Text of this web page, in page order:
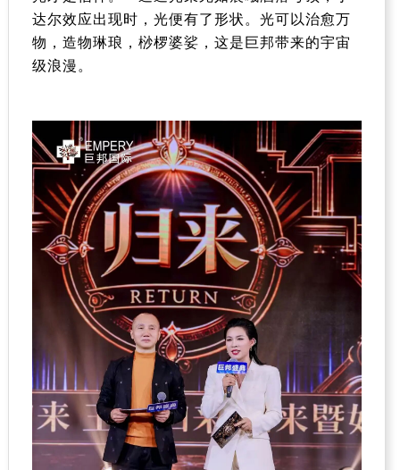
达尔效应出现时，光便有了形状。光可以治愈万
物，造物琳琅，桫椤婆娑，这是巨邦带来的宇宙
级浪漫。